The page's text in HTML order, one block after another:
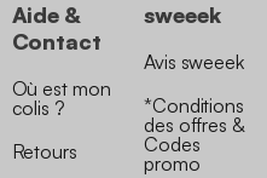
Aide &
Contact
Où est mon
colis ?
Retours
sweeek
Avis sweeek
*Conditions
des offres &
Codes
promo